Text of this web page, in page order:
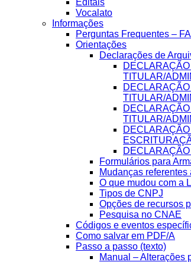
Editais
Vocalato
Informações
Perguntas Frequentes –
Orientações
Declarações de
TITULAR/
TITULAR/
TITULAR/
Formulários para
Mudanças
O que mudou com a
Tipos de CNPJ
Opções de recursos
Pesquisa no CNAE
Códigos e eventos
Como salvar em PDF/A
Passo a passo (texto)
Manual – Alterações